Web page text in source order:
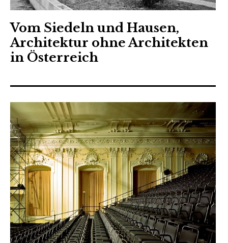
Vom Siedeln und Hausen,
Architektur ohne Architekten
in Österreich